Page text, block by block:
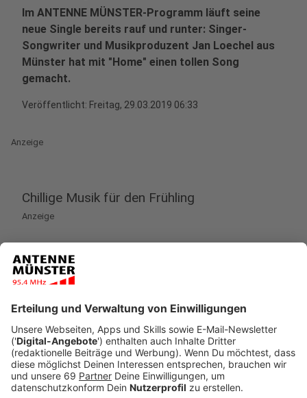
Im ANTENNE MÜNSTER-Programm läuft seine
neue Single bereits rauf und runter: Singer-
Songwriter und Musikproduzent Jan Loechel aus
Münster hat mit "Home" einen tollen Song
gemacht.
Veröffentlicht: Freitag, 29.03.2019 06:33
Anzeige
Chillige Musik für den Frühling
Anzeige
"Home" ist genau das Richtige für chillige Frühlings-
und Sommertage. In der ANTENNE MÜNSTER-
Hier gibts das Interview zum Anhören:
Anzeige